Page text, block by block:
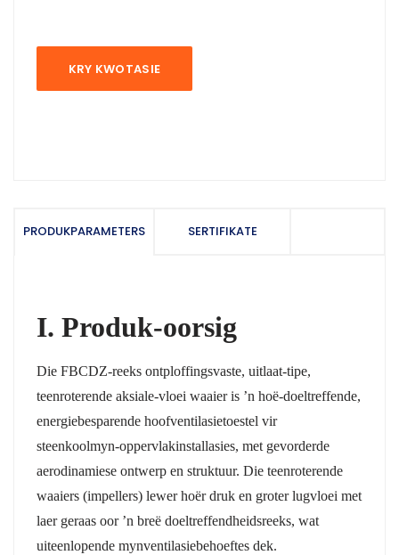
KRY KWOTASIE
PRODUKPARAMETERS SERTIFIKATE
I. Produk-oorsig
Die FBCDZ-reeks ontploffingsvaste, uitlaat-tipe,
teenroterende aksiale-vloei waaier is ’n hoë-doeltreffende,
energiebesparende hoofventilasietoestel vir
steenkoolmyn-oppervlakinstallasies, met gevorderde
aerodinamiese ontwerp en struktuur. Die teenroterende
waaiers (impellers) lewer hoër druk en groter lugvloei met
laer geraas oor ’n breë doeltreffendheidsreeks, wat
uiteenlopende mynventilasiebehoeftes dek.